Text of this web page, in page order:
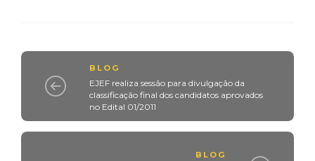
BLOG
EJEF realiza sessão para divulgação da
classificação final dos candidatos aprovados
no Edital 01/2011
BLOG